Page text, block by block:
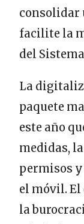
consolidar
facilite la
del
La
paquete
este año
medidas,
permisos y
el móvil.
la